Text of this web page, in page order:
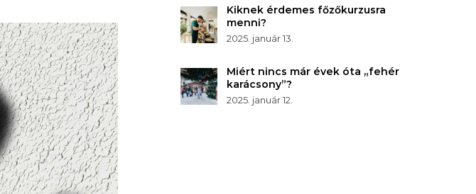
Kiknek érdemes főzőkurzusra
menni?
2025. január 13.
Miért nincs már évek óta „fehér
karácsony”?
2025. január 12.